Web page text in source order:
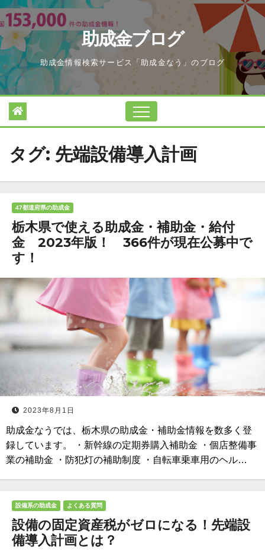
Skip
to
content
助成金ブログ
助成金情報検索サービス「助成金なう」のブログ
タグ: 先端設備導入計画
47都道府県の助成金
栃木県で使える助成金・補助金・給付
金 2023年版！ 366件が現在公募中で
す！
2023年8月1日
助成金なうでは、栃木県の助成金・補助金情報を数多く登
録しています。 ・新幹線の定期券購入補助金 ・個店整備事
業の補助金 ・防犯灯の補助制度 ・自転車乗車用のヘル…
設備系の助成金 よくある質問
設備の固定資産税がゼロになる！先端設
備導入計画とは？